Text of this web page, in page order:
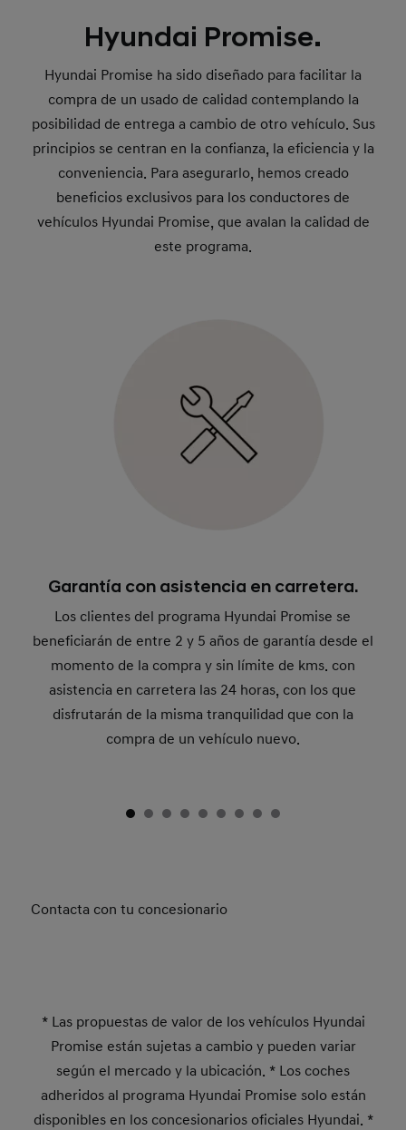
Hyundai Promise.
Hyundai Promise ha sido diseñado para facilitar la
compra de un usado de calidad contemplando la
posibilidad de entrega a cambio de otro vehículo. Sus
principios se centran en la confianza, la eficiencia y la
conveniencia. Para asegurarlo, hemos creado
beneficios exclusivos para los conductores de
vehículos Hyundai Promise, que avalan la calidad de
este programa.
Garantía con asistencia en carretera.
Los clientes del programa Hyundai Promise se
beneficiarán de entre 2 y 5 años de garantía desde el
momento de la compra y sin límite de kms. con
asistencia en carretera las 24 horas, con los que
disfrutarán de la misma tranquilidad que con la
compra de un vehículo nuevo.
Contacta con tu concesionario
* Las propuestas de valor de los vehículos Hyundai
Promise están sujetas a cambio y pueden variar
según el mercado y la ubicación. * Los coches
adheridos al programa Hyundai Promise solo están
disponibles en los concesionarios oficiales Hyundai. *